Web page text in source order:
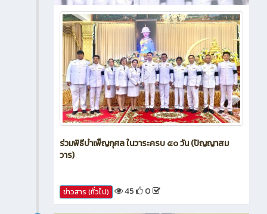
ร่วมพิธีบำเพ็ญกุศล ในวาระครบ ๕๐ วัน (ปัญญาสม
วาร)
ข่าวสาร (ทั่วไป) 45 0